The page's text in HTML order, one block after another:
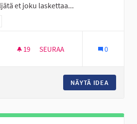
et joku laskettaa...
mukaan: Läntinen Seinäjoki
19 19 SEURAAJAA
SEURAA 0
NÄYTÄ IDEA